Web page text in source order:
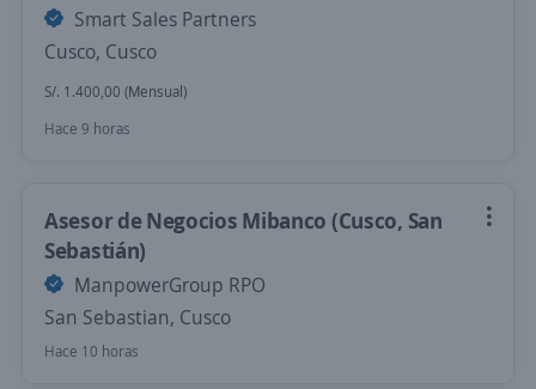
Smart Sales Partners
Cusco, Cusco
S/. 1.400,00 (Mensual)
Hace 9 horas
Asesor de Negocios Mibanco (Cusco, San
Sebastián)
ManpowerGroup RPO
San Sebastian, Cusco
Hace 10 horas